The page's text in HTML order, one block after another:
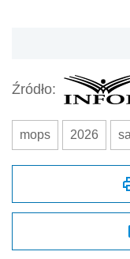
Źródło:
mops 2026